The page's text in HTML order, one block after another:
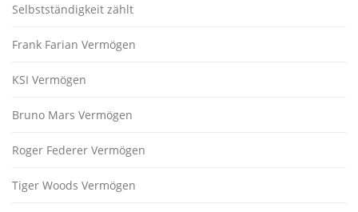
Selbstständigkeit zählt
Frank Farian Vermögen
KSI Vermögen
Bruno Mars Vermögen
Roger Federer Vermögen
Tiger Woods Vermögen